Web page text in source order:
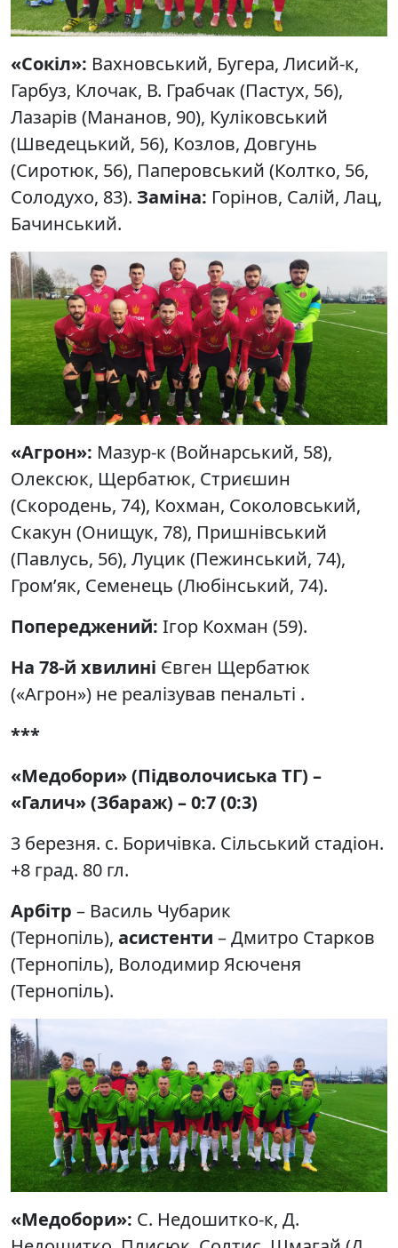
«Сокіл»: Вахновський, Бугера, Лисий-к,
Гарбуз, Клочак, В. Грабчак (Пастух, 56),
Лазарів (Мананов, 90), Куліковський
(Шведецький, 56), Козлов, Довгунь
(Сиротюк, 56), Паперовський (Колтко, 56,
Солодухо, 83). Заміна: Горінов, Салій, Лац,
Бачинський.
«Агрон»: Мазур-к (Войнарський, 58),
Олексюк, Щербатюк, Стриєшин
(Скородень, 74), Кохман, Соколовський,
Скакун (Онищук, 78), Пришнівський
(Павлусь, 56), Луцик (Пежинський, 74),
Гром’як, Семенець (Любінський, 74).
Попереджений: Ігор Кохман (59).
На 78-й хвилині Євген Щербатюк
(«Агрон») не реалізував пенальті .
***
«Медобори» (Підволочиська ТГ) –
«Галич» (Збараж) – 0:7 (0:3)
3 березня. с. Боричівка. Сільський стадіон.
+8 град. 80 гл.
Арбітр – Василь Чубарик
(Тернопіль), асистенти – Дмитро Старков
(Тернопіль), Володимир Ясюченя
(Тернопіль).
«Медобори»: С. Недошитко-к, Д.